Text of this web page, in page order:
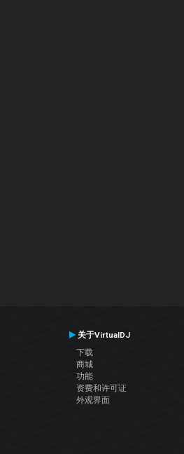
关于VirtualDJ
下载
商城
功能
资费和许可证
外观界面